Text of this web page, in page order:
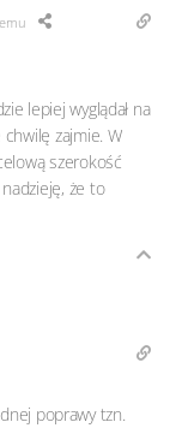
lepiej wyglądał na
zajmie. W
szerokość
że to
poprawy tzn.